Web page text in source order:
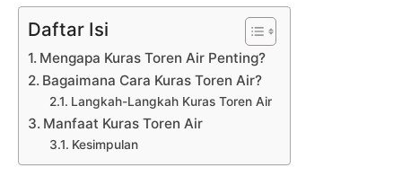
Daftar Isi
Mengapa Kuras Toren Air Penting?
Bagaimana Cara Kuras Toren Air?
Langkah-Langkah Kuras Toren Air
Manfaat Kuras Toren Air
Kesimpulan